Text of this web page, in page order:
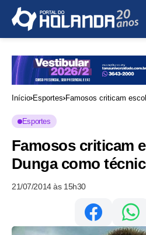
Início Esportes Famosos criticam
Esportes
Famosos criticam
Dunga como
21/07/2014 às 15h30